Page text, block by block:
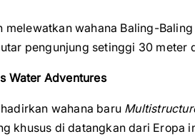
melewatkan wahana Baling-
pengunjung setinggi 30 meter
Water Adventures
wahana baru
khusus di datangkan dari Eropa